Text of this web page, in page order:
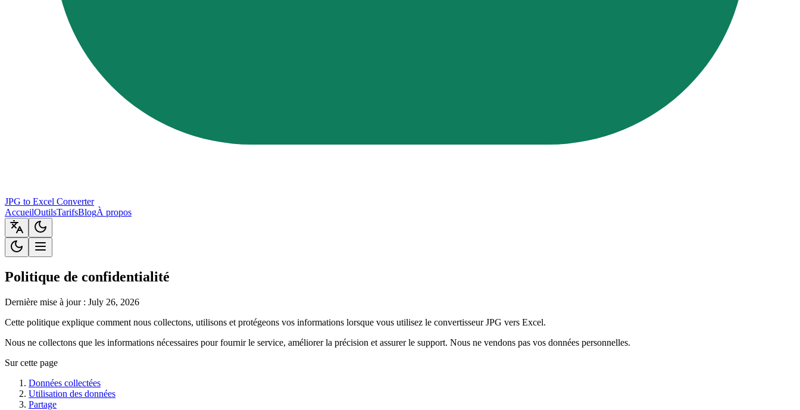
JPG to Excel Converter
AccueilOutilsTarifsBlogÀ propos
Politique de confidentialité
Dernière mise à jour : July 26, 2026
Cette politique explique comment nous collectons, utilisons et protégeons vos informations lorsque vous utilisez le convertisseur JPG vers Excel.
Nous ne collectons que les informations nécessaires pour fournir le service, améliorer la précision et assurer le support. Nous ne vendons pas vos données personnelles.
Sur cette page
Données collectées
Utilisation des données
Partage